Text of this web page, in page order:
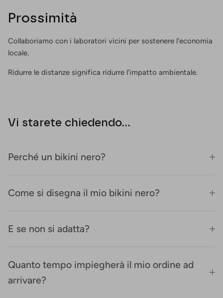
Prossimità
Collaboriamo con i laboratori vicini per sostenere l'economia
locale.
Ridurre le distanze significa ridurre l'impatto ambientale.
Vi starete chiedendo...
Perché un bikini nero?
Come si disegna il mio bikini nero?
E se non si adatta?
Quanto tempo impiegherà il mio ordine ad
arrivare?